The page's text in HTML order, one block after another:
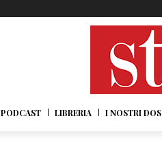
PODCAST LIBRERIA I NOSTRI